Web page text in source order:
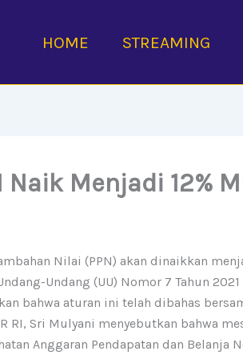
HOME STREAMING
Naik Menjadi 12%
Nilai (PPN) akan dinaikkan
Undang (UU) Nomor 7 Tahun
bahwa aturan ini telah dibahas
RI, Sri Mulyani menyebutkan bahwa
Anggaran Pendapatan dan Belanja